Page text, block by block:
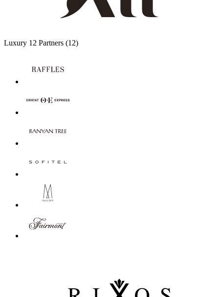
Luxury 12 Partners (12)